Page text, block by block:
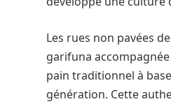
Les rues non pavées
garifuna
pain traditionnel à
génération. Cette